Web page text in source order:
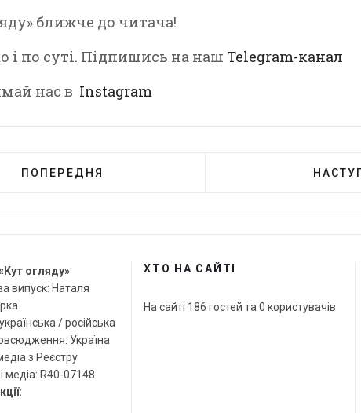
ближче до читача!
і по суті. Підпишись на наш Telegram-канал
нас в Instagram
ПОПЕРЕДНЯ
огляду»
випуск: Наталя
/ російська
Україна
з Реєстру
медіа: R40-07148
ХТО НА САЙТІ
На сайті 186 гостей та 0 користувачів